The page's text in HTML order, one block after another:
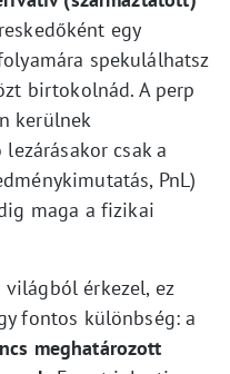
egy
spekulálhatsz
birtokolnád. A perp
kerülnek
csak a
PnL)
maga a fizikai
érkezel, ez
fontos különbség: a
meghatározott